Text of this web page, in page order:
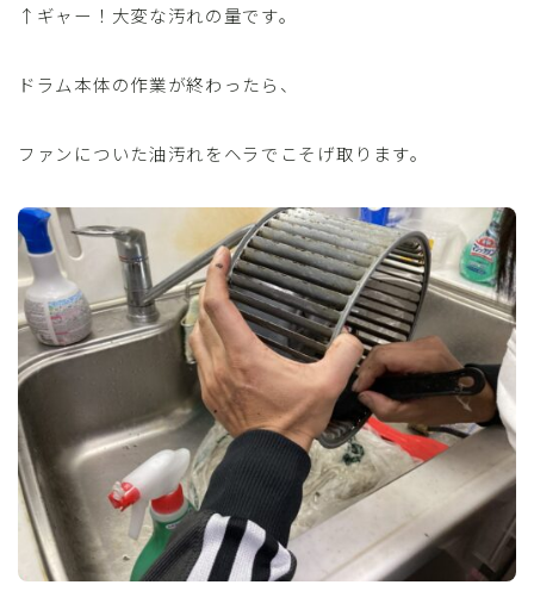
↑ギャー！大変な汚れの量です。
ドラム本体の作業が終わったら、
ファンについた油汚れをヘラでこそげ取ります。